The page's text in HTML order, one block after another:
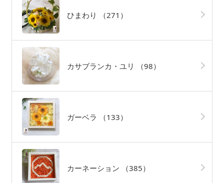
ひまわり （271）
カサブランカ・ユリ （98）
ガーベラ （133）
カーネーション （385）